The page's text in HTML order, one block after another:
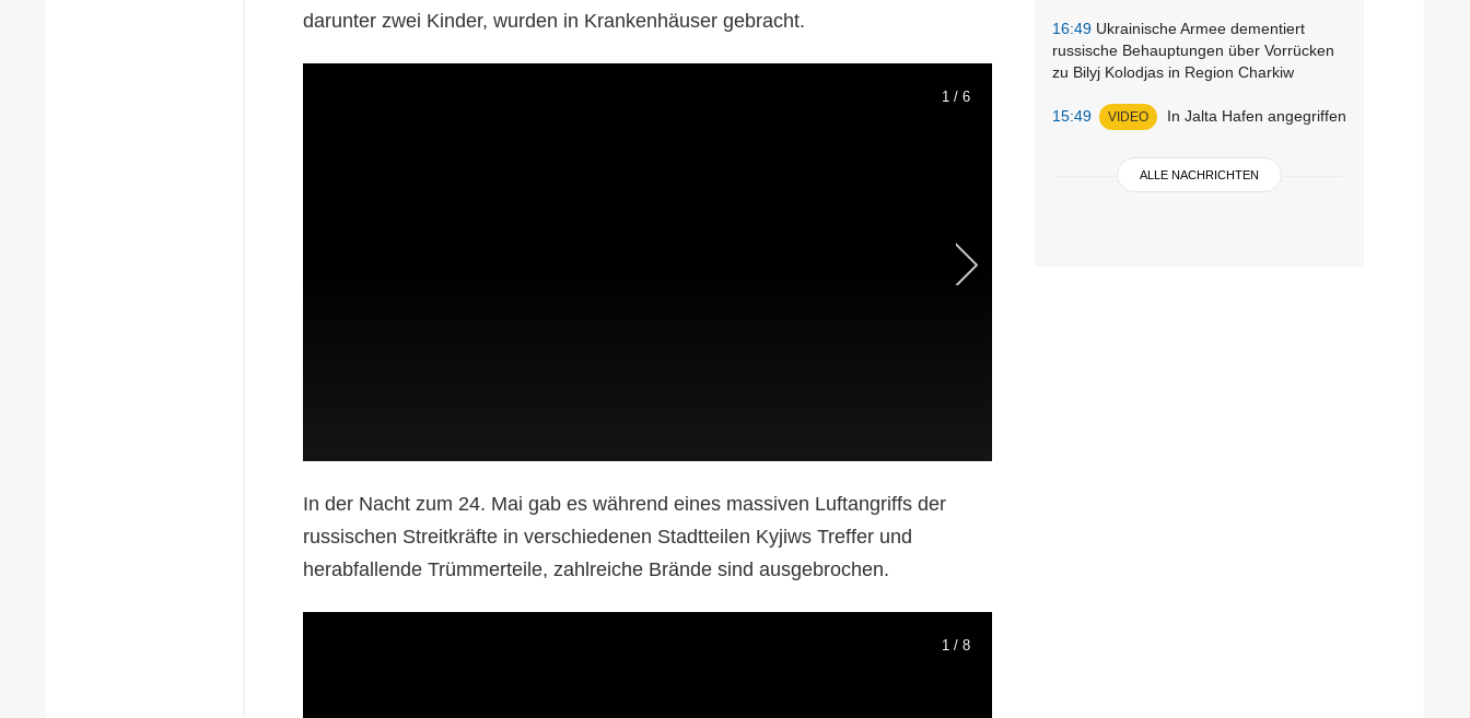
16:49 Ukrainische Armee dementiert
russische Behauptungen über Vorrücken
zu Bilyj Kolodjas in Region Charkiw
15:49 VIDEO In Jalta Hafen angegriffen
ALLE NACHRICHTEN
darunter zwei Kinder, wurden in Krankenhäuser gebracht.
1 / 6
In der Nacht zum 24. Mai gab es während eines massiven Luftangriffs der
russischen Streitkräfte in verschiedenen Stadtteilen Kyjiws Treffer und
herabfallende Trümmerteile, zahlreiche Brände sind ausgebrochen.
1 / 8